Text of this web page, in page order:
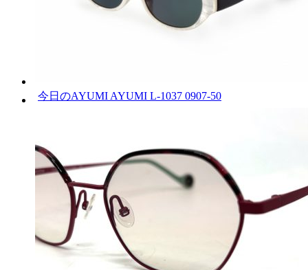
今日のAYUMI AYUMI L-1037 0907-50